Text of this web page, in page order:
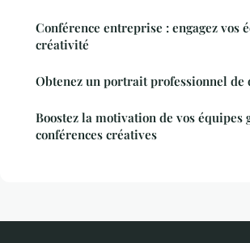
Conférence entreprise : engagez vos
créativité
Obtenez un portrait professionnel de
Boostez la motivation de vos équipes
conférences créatives